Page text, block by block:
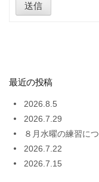
送信
最近の投稿
2026.8.5
2026.7.29
８月水曜の練習に
2026.7.22
2026.7.15